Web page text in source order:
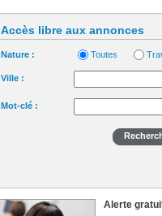
Accès libre aux annonces
Nature : Toutes
Ville :
Mot-clé :
Alerte